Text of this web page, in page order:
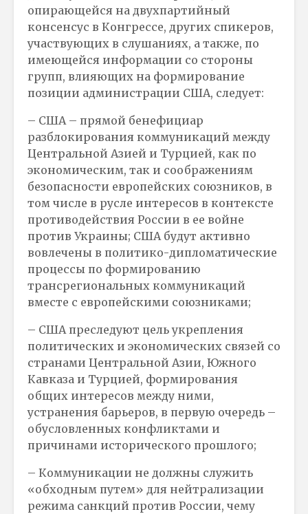
опирающейся на двухпартийный
консенсус в Конгрессе, других спикеров,
участвующих в слушаниях, а также, по
имеющейся информации со стороны
групп, влияющих на формирование
позиции администрации США, следует:
– США – прямой бенефициар
разблокирования коммуникаций между
Центральной Азией и Турцией, как по
экономическим, так и соображениям
безопасности европейских союзников, в
том числе в русле интересов в контексте
противодействия России в ее войне
против Украины; США будут активно
вовлечены в политико-дипломатические
процессы по формированию
трансрегиональных коммуникаций
вместе с европейскими союзниками;
– США преследуют цель укрепления
политических и экономических связей со
странами Центральной Азии, Южного
Кавказа и Турцией, формирования
общих интересов между ними,
устранения барьеров, в первую очередь –
обусловленных конфликтами и
причинами исторического прошлого;
– Коммуникации не должны служить
«обходным путем» для нейтрализации
режима санкций против России, чему